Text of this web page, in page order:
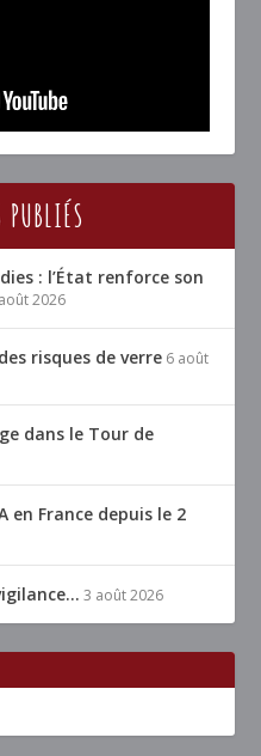
: l’État renforce son
2026
risques de verre 6 août
dans le Tour de
en France depuis le 2
3 août 2026